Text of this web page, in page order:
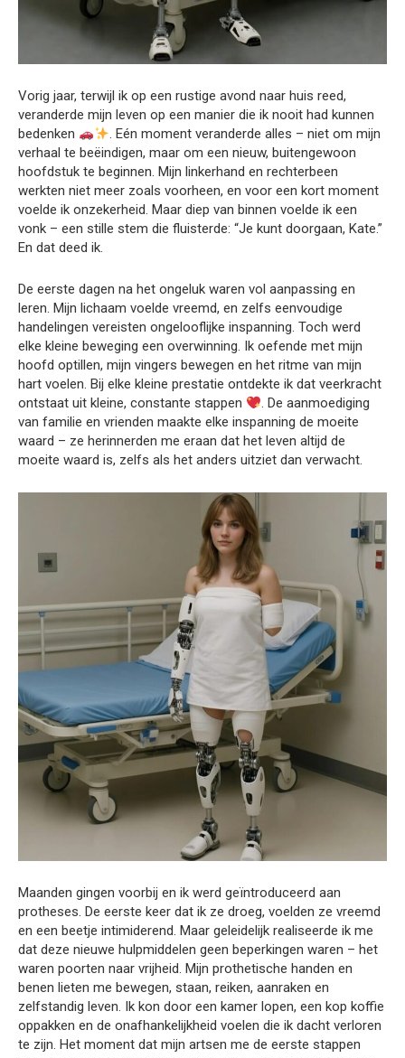
Vorig jaar, terwijl ik op een rustige avond naar huis reed,
veranderde mijn leven op een manier die ik nooit had kunnen
bedenken
. Eén moment veranderde alles – niet om mijn
verhaal te beëindigen, maar om een nieuw, buitengewoon
hoofdstuk te beginnen. Mijn linkerhand en rechterbeen
werkten niet meer zoals voorheen, en voor een kort moment
voelde ik onzekerheid. Maar diep van binnen voelde ik een
vonk – een stille stem die fluisterde: “Je kunt doorgaan, Kate.”
En dat deed ik.
De eerste dagen na het ongeluk waren vol aanpassing en
leren. Mijn lichaam voelde vreemd, en zelfs eenvoudige
handelingen vereisten ongelooflijke inspanning. Toch werd
elke kleine beweging een overwinning. Ik oefende met mijn
hoofd optillen, mijn vingers bewegen en het ritme van mijn
hart voelen. Bij elke kleine prestatie ontdekte ik dat veerkracht
ontstaat uit kleine, constante stappen
. De aanmoediging
van familie en vrienden maakte elke inspanning de moeite
waard – ze herinnerden me eraan dat het leven altijd de
moeite waard is, zelfs als het anders uitziet dan verwacht.
Maanden gingen voorbij en ik werd geïntroduceerd aan
protheses. De eerste keer dat ik ze droeg, voelden ze vreemd
en een beetje intimiderend. Maar geleidelijk realiseerde ik me
dat deze nieuwe hulpmiddelen geen beperkingen waren – het
waren poorten naar vrijheid. Mijn prothetische handen en
benen lieten me bewegen, staan, reiken, aanraken en
zelfstandig leven. Ik kon door een kamer lopen, een kop koffie
oppakken en de onafhankelijkheid voelen die ik dacht verloren
te zijn. Het moment dat mijn artsen me de eerste stappen